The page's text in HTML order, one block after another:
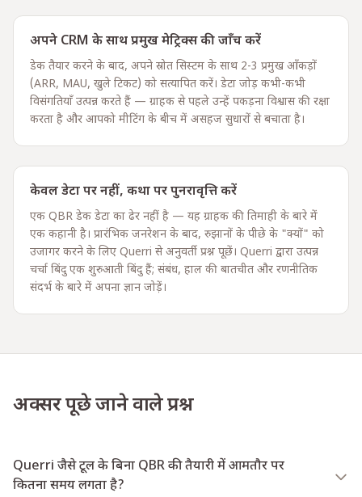
अपने CRM के साथ प्रमुख मेट्रिक्स की जाँच करें
डेक तैयार करने के बाद, अपने स्रोत सिस्टम के साथ 2-3 प्रमुख आँकड़ों
(ARR, MAU, खुले टिकट) को सत्यापित करें। डेटा जोड़ कभी-कभी
विसंगतियाँ उत्पन्न करते हैं — ग्राहक से पहले उन्हें पकड़ना विश्वास की रक्षा
करता है और आपको मीटिंग के बीच में असहज सुधारों से बचाता है।
केवल डेटा पर नहीं, कथा पर पुनरावृत्ति करें
एक QBR डेक डेटा का ढेर नहीं है — यह ग्राहक की तिमाही के बारे में
एक कहानी है। प्रारंभिक जनरेशन के बाद, रुझानों के पीछे के "क्यों" को
उजागर करने के लिए Querri से अनुवर्ती प्रश्न पूछें। Querri द्वारा उत्पन्न
चर्चा बिंदु एक शुरुआती बिंदु हैं; संबंध, हाल की बातचीत और रणनीतिक
संदर्भ के बारे में अपना ज्ञान जोड़ें।
अक्सर पूछे जाने वाले प्रश्न
Querri जैसे टूल के बिना QBR की तैयारी में आमतौर पर
कितना समय लगता है?